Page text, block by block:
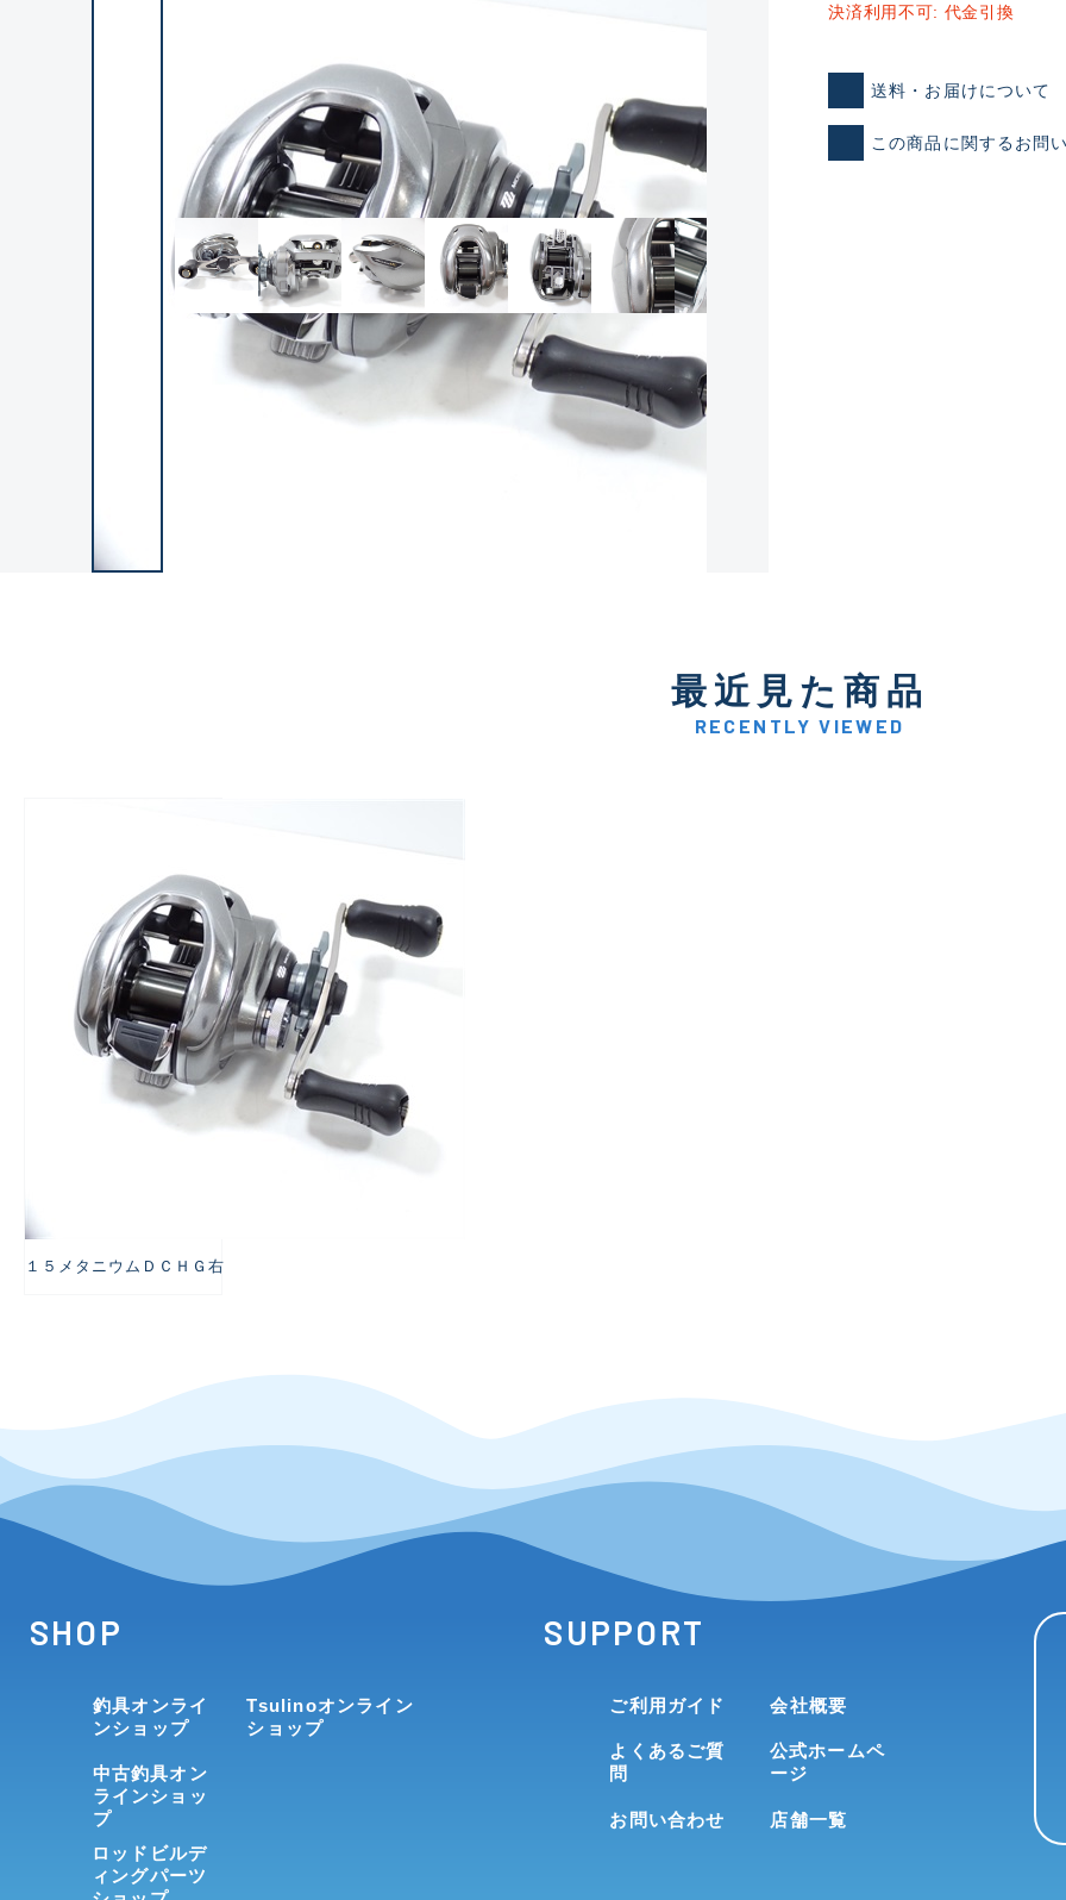
ランクとは？
良
新古品（メーカー問屋から
品）
C-
い品
決済利用不可: 代金引換
送料・お届けについて
この商品に関するお問
最近見た商品
RECENTLY VIEWED
１５メタニウムＤＣＨＧ右
SHOP
釣具オンライ
ンショップ
中古釣具オン
ラインショッ
プ
ロッドビルデ
ィングパーツ
Tsulinoオンライン
ショップ
SUPPORT
ご利用ガイド
よくあるご質
問
お問い合わせ
会社概要
公式ホームペ
ージ
店舗一覧